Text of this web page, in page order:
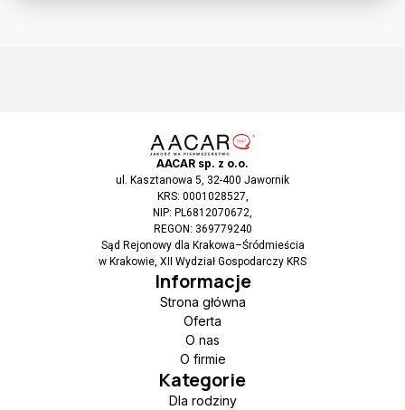
AACAR sp. z o.o.
ul. Kasztanowa 5, 32-400 Jawornik
KRS: 0001028527,
NIP: PL6812070672,
REGON: 369779240
Sąd Rejonowy dla Krakowa–Śródmieścia
w Krakowie, XII Wydział Gospodarczy KRS
Informacje
Strona główna
Oferta
O nas
O firmie
Kategorie
Dla rodziny